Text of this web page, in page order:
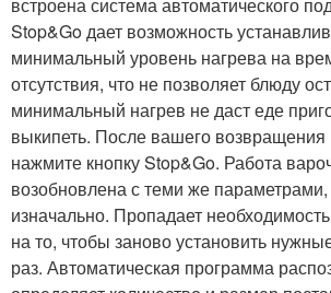
встроена система автоматического
Stop&Go дает возможность
минимальный уровень нагрева на
отсутствия, что не позволяет блюду
минимальный нагрев не даст еде
выкипеть. После вашего
нажмите кнопку Stop&Go. Работа
возобновлена с теми же
изначально. Пропадает
на то, чтобы заново установить
раз. Автоматическая программа